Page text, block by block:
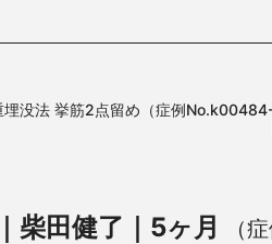
埋没法 挙筋2点留め（症例No.k00484-
柴田健了｜5ヶ月 （